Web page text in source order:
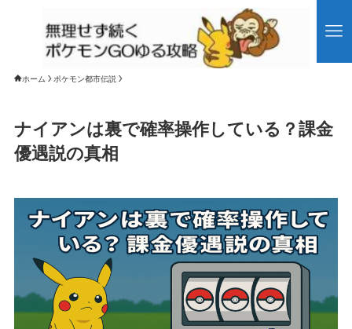
ホーム ポケモン都市伝説
ナイアンは裏で確率操作している？課金
優遇説の真相